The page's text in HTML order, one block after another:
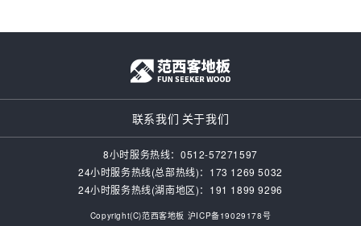
联系我们 关于我们
8小时服务热线：0512-57271597
24小时服务热线(总部热线)：173 1269 5032
24小时服务热线(湖南地区)：‭191 1899 9296‬
Copyright(C)范西客地板 沪ICP备19029178号